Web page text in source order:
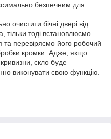
безпечним для
очистити бічні двері від
тільки тоді встановлюємо
перевіряємо його робочий
кромки. Адже, якщо
скло буде
виконувати свою функцію.